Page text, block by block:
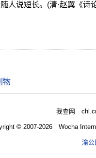
人说短长。(清·赵翼《诗
物
我查网
© 2007-2026 Wocha
渝公